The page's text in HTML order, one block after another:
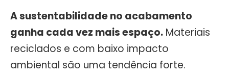
A sustentabilidade no acabamento
ganha cada vez mais espaço. Materiais
reciclados e com baixo impacto
ambiental são uma tendência forte.